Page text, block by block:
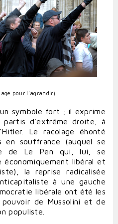
pour l'agrandir)
symbole fort ; il exprime
d’extrême droite, à
Le racolage éhonté
en souffrance (auquel se
de Le Pen qui, lui, se
libéral et
la reprise radicalisée
à une gauche
libérale ont été les
de Mussolini et de
populiste.